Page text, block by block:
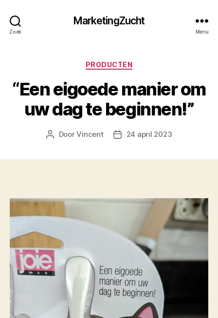
Zoek
MarketingZucht
Menu
Categorieën
PRODUCTEN
“Een eigoede manier om
uw dag te beginnen!”
Berichtauteur
DoorVincent Berichtdatum
24 april 2023